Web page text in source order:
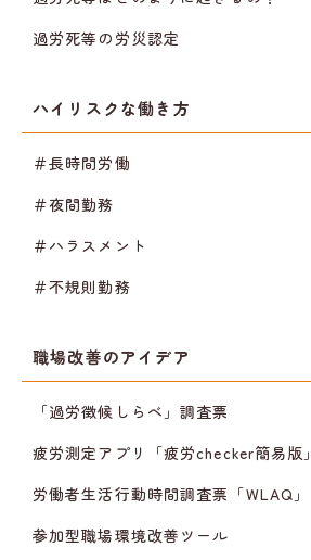
過労死等の労災認定
ハイリスクな働き方
＃長時間労働
＃夜間勤務
＃ハラスメント
＃不規則勤務
職場改善のアイデア
「過労徴候しらべ」調査票
疲労測定アプリ「疲労checker簡易版」
労働者生活行動時間調査票「WLAQ」
参加型職場環境改善ツール